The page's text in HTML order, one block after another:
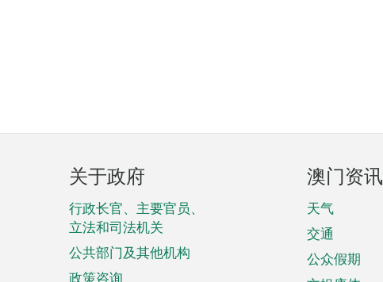
页
脚
菜
单
关于政府
行政长官、主要官员、
立法和司法机关
公共部门及其他机构
政策咨询
澳门资讯
天气
交通
公众假期